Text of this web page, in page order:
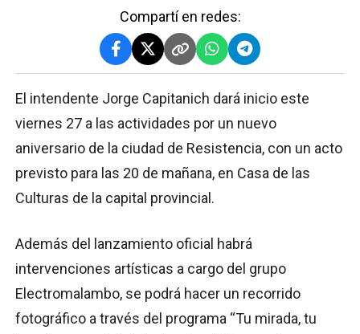
Compartí en redes:
El intendente Jorge Capitanich dará inicio este
viernes 27 a las actividades por un nuevo
aniversario de la ciudad de Resistencia, con un acto
previsto para las 20 de mañana, en Casa de las
Culturas de la capital provincial.
Además del lanzamiento oficial habrá
intervenciones artísticas a cargo del grupo
Electromalambo, se podrá hacer un recorrido
fotográfico a través del programa “Tu mirada, tu